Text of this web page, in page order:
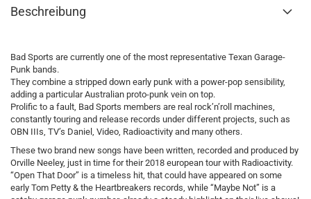
Beschreibung
Bad Sports are currently one of the most representative Texan Garage-
Punk bands.
They combine a stripped down early punk with a power-pop sensibility,
adding a particular Australian proto-punk vein on top.
Prolific to a fault, Bad Sports members are real rock’n’roll machines,
constantly touring and release records under different projects, such as
OBN IIIs, TV’s Daniel, Video, Radioactivity and many others.
These two brand new songs have been written, recorded and produced by
Orville Neeley, just in time for their 2018 european tour with Radioactivity.
“Open That Door” is a timeless hit, that could have appeared on some
early Tom Petty & the Heartbreakers records, while “Maybe Not” is a